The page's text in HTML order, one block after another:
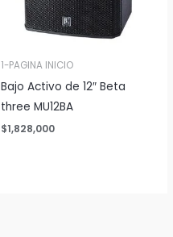
1-PAGINA INICIO
Bajo Activo de 12″ Beta
three MU12BA
$1,828,000